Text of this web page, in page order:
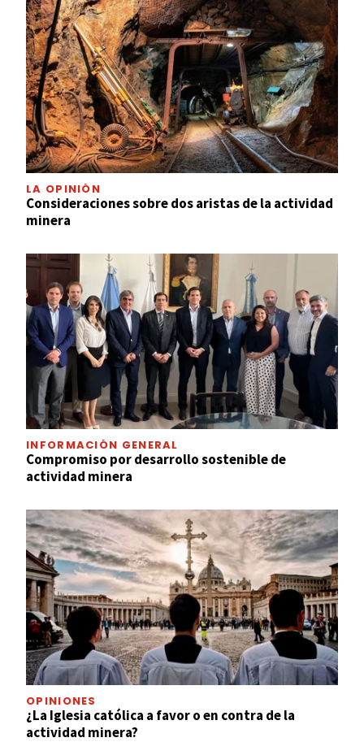
LA OPINIÓN
Consideraciones sobre dos aristas de la actividad
minera
INFORMACIÓN GENERAL
Compromiso por desarrollo sostenible de
actividad minera
OPINIONES
¿La Iglesia católica a favor o en contra de la
actividad minera?